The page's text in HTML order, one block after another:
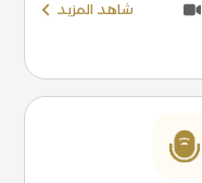
شاهد المزيد